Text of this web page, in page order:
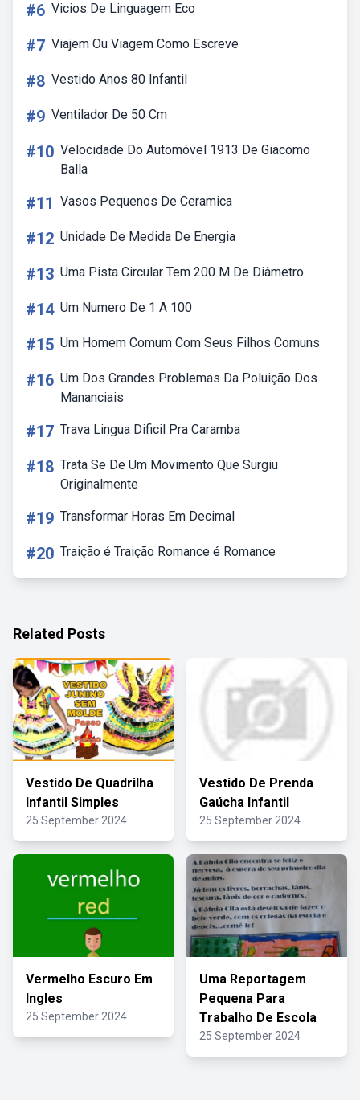
#6 Vicios De Linguagem Eco
#7 Viajem Ou Viagem Como Escreve
#8 Vestido Anos 80 Infantil
#9 Ventilador De 50 Cm
#10 Velocidade Do Automóvel 1913 De Giacomo
Balla
#11 Vasos Pequenos De Ceramica
#12 Unidade De Medida De Energia
#13 Uma Pista Circular Tem 200 M De Diâmetro
#14 Um Numero De 1 A 100
#15 Um Homem Comum Com Seus Filhos Comuns
#16 Um Dos Grandes Problemas Da Poluição Dos
Mananciais
#17 Trava Lingua Dificil Pra Caramba
#18 Trata Se De Um Movimento Que Surgiu
Originalmente
#19 Transformar Horas Em Decimal
#20 Traição é Traição Romance é Romance
Related Posts
Vestido De Quadrilha
Infantil Simples
25 September 2024
Vestido De Prenda
Gaúcha Infantil
25 September 2024
Vermelho Escuro Em
Ingles
25 September 2024
Uma Reportagem
Pequena Para
Trabalho De Escola
25 September 2024